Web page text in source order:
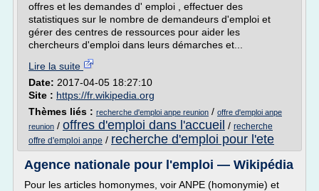
offres et les demandes d' emploi , effectuer des
statistiques sur le nombre de demandeurs d'emploi et
gérer des centres de ressources pour aider les
chercheurs d'emploi dans leurs démarches et...
Lire la suite
Date: 2017-04-05 18:27:10
Site : https://fr.wikipedia.org
Thèmes liés : recherche d'emploi anpe reunion / offre d'emploi anpe
reunion / offres d'emploi dans l'accueil / recherche
offre d'emploi anpe / recherche d'emploi pour l'ete
Agence nationale pour l'emploi — Wikipédia
Pour les articles homonymes, voir ANPE (homonymie) et